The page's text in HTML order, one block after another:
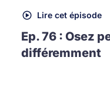
Lire cet épisode
Ep. 76 : Osez
différemment